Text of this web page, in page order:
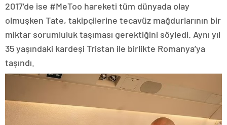
2017’de ise #MeToo hareketi tüm dünyada olay
olmuşken Tate, takipçilerine tecavüz mağdurlarının bir
miktar sorumluluk taşıması gerektiğini söyledi. Aynı yıl
35 yaşındaki kardeşi Tristan ile birlikte Romanya’ya
taşındı.